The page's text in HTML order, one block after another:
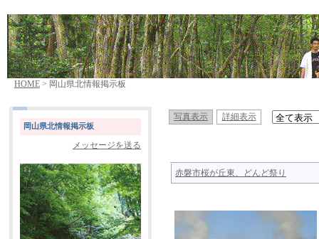
HOME > 岡山県北情報掲示板
岡山県北情報掲示板
メッセージを送る
写真表示 詳細表示
赤磐市桜が丘東、どんど祭り